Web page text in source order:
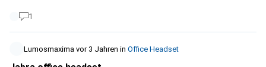
ANC der Kopfhörer sodass ich selbst möglichst wenig von
der Umgebung höre - kabellos - gute Mikrofonqualität /
ausklappbares Mikrofon Ich habe mir das Jabra Evolve2 75
angesehen, allerdings ist das nur OnEar und somit hört man
1
Lumosmaxima vor 3 Jahren in Office Headset